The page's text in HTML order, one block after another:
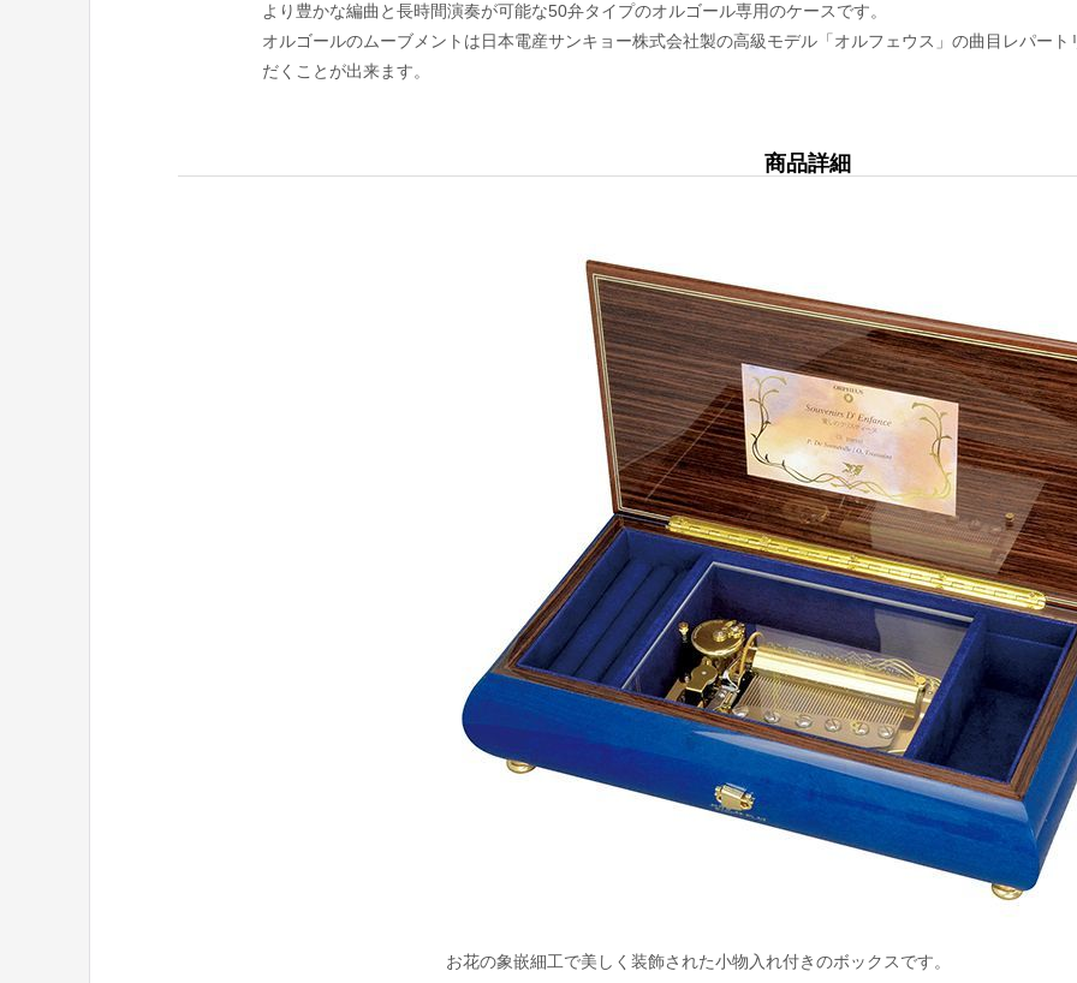
より豊かな編曲と長時間演奏が可能な50弁タイプのオルゴール専用のケースです。
オルゴールのムーブメントは日本電産サンキョー株式会社製の高級モデル「オルフェウス」の曲目レパー
だくことが出来ます。
商品詳細
お花の象嵌細工で美しく装飾された小物入れ付きのボックスです。